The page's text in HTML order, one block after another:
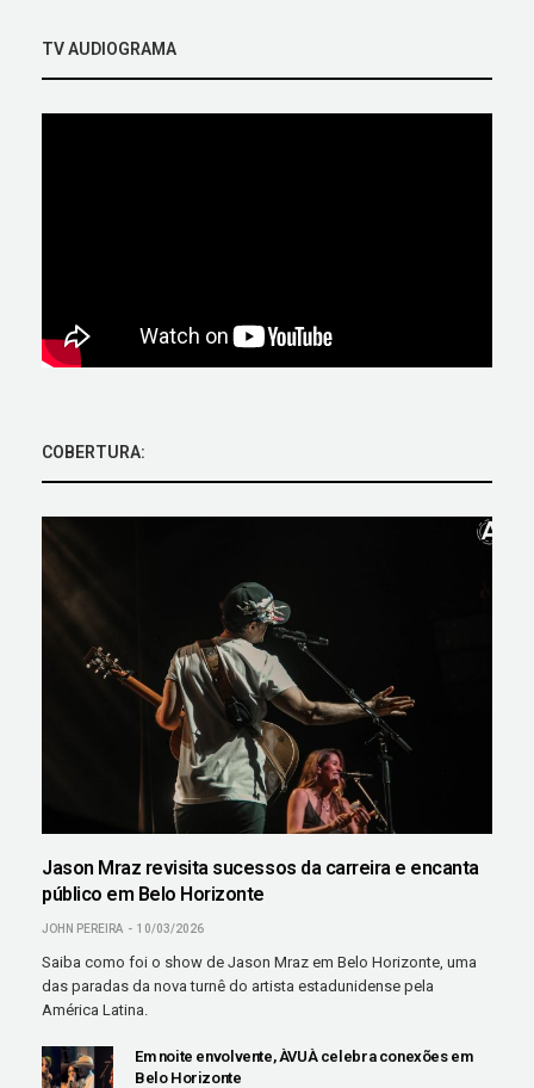
TV AUDIOGRAMA
COBERTURA:
Jason Mraz revisita sucessos da carreira e encanta
público em Belo Horizonte
JOHN PEREIRA 10/03/2026
Saiba como foi o show de Jason Mraz em Belo Horizonte, uma
das paradas da nova turnê do artista estadunidense pela
América Latina.
Em noite envolvente, ÀVUÀ celebra conexões em
Belo Horizonte